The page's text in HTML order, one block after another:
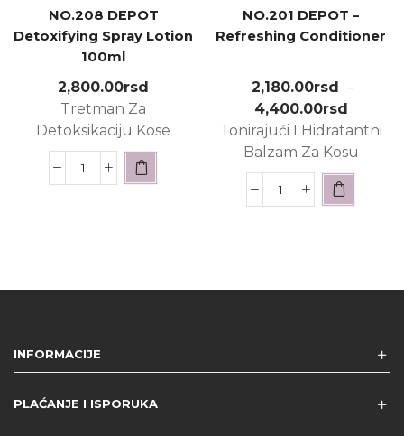
NO.208 DEPOT
Detoxifying Spray Lotion
100ml
2,800.00rsd
Tretman Za
Detoksikaciju Kose
NO.201 DEPOT –
Refreshing Conditioner
2,180.00rsd –
4,400.00rsd
Tonirajući I Hidratantni
Balzam Za Kosu
INFORMACIJE
PLAĆANJE I ISPORUKA